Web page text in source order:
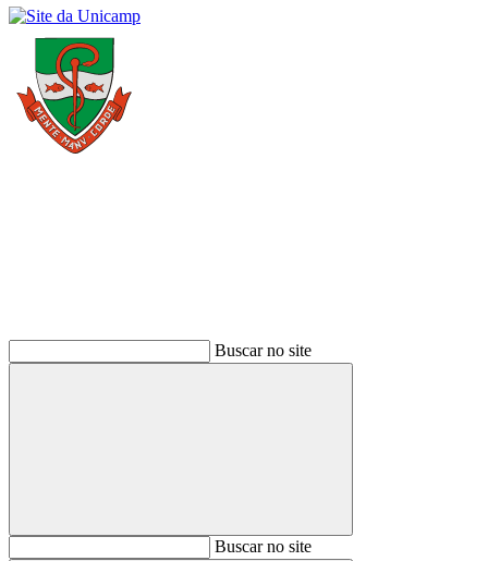
Buscar no site
BuscarBuscar no site